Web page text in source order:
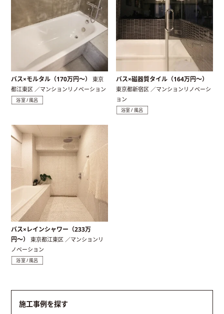
バス×モルタル（170万円〜）東京
都江東区 ／マンションリノベーション
浴室 / 風呂
バス×磁器質タイル（164万円〜）
東京都新宿区 ／マンションリノベーシ
ョン
浴室 / 風呂
バス×レインシャワー（233万
円〜）東京都江東区 ／マンションリ
ノベーション
浴室 / 風呂
施工事例を探す